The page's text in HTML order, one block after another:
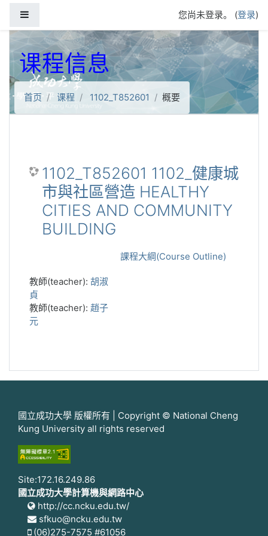
您尚未登录。 (登录)
课程信息
首页 课程 1102_T852601 概要
1102_T852601 1102_健康城
市與社區營造 HEALTHY
CITIES AND COMMUNITY
BUILDING
課程大綱(Course Outline)
教師(teacher): 胡淑
貞
教師(teacher): 趙子
元
國立成功大學 版權所有 | Copyright © National Cheng
Kung University all rights reserved
Site:172.16.249.86
國立成功大學計算機與網路中心
http://cc.ncku.edu.tw/
sfkuo@ncku.edu.tw
(06)275-7575 #61056